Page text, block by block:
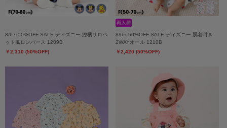
8/6～50%OFF SALE ディズニー 総柄サロペ
ット風ロンパース 1209B
￥2,310 (50%OFF)
8/6～50%OFF SALE ディズニー 肌着付き
2WAYオール 1210B
￥2,420 (50%OFF)